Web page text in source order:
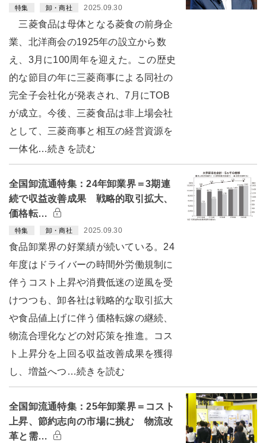
特集 卸・商社 2025.09.30
三菱食品は母体となる菱食の前身企
業、北洋商会の1925年の設立から数
え、3月に100周年を迎えた。この歴史
的な節目の年に三菱商事による同社の
完全子会社化が発表され、7月にTOB
が成立。今後、三菱食品は非上場会社
として、三菱商事と相互の経営資源を
一体化…続きを読む
全国卸流通特集：24年卸業界＝3期連
続で収益改善成果 戦略的取引拡大、
価格転…
特集 卸・商社 2025.09.30
食品卸業界の好業績が続いている。24
年度はドライバーの時間外労働規制に
伴うコスト上昇や消費低迷の逆風を受
けつつも、卸各社は戦略的な取引拡大
や食品値上げに伴う価格転嫁の継続、
物流合理化などの対応策を推進。コス
ト上昇分を上回る収益改善成果を獲得
し、増益へつ…続きを読む
全国卸流通特集：25年卸業界＝コスト
上昇、節約志向の市場に挑む 物流改
革と需…